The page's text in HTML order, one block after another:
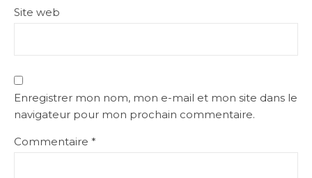
Site web
Enregistrer mon nom, mon e-mail et mon site dans le
navigateur pour mon prochain commentaire.
Commentaire *